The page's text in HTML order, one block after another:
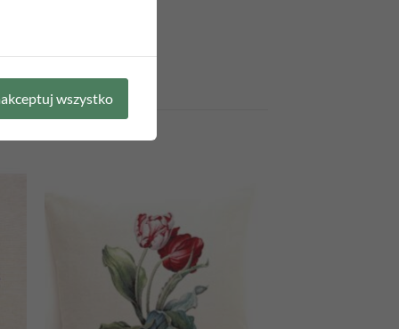
wszystko